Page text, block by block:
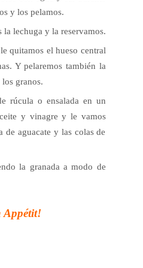
y los pelamos.
la lechuga y la reservamos.
quitamos el hueso central
Y pelaremos también la
los granos.
rúcula o ensalada en un
y vinagre y le vamos
de aguacate y las colas de
la granada a modo de
Appétit!